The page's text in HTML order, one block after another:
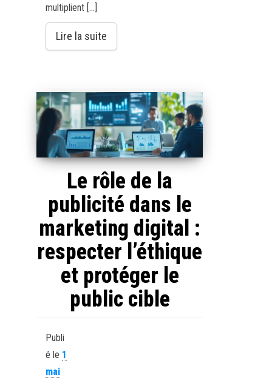
multiplient […]
Lire la suite
Le rôle de la
publicité dans le
marketing digital :
respecter l’éthique
et protéger le
public cible
Publi
é le 1
mai